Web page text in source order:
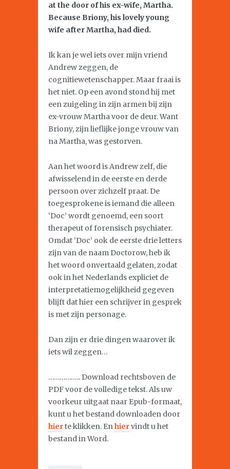
at the door of his ex-wife, Martha.
Because Briony, his lovely young
wife after Martha, had died.
Ik kan je wel iets over mijn vriend
Andrew zeggen, de
cognitiewetenschapper. Maar fraai is
het niet. Op een avond stond hij met
een zuigeling in zijn armen bij zijn
ex-vrouw Martha voor de deur. Want
Briony, zijn lieflijke jonge vrouw van
na Martha, was gestorven.
Aan het woord is Andrew zelf, die
afwisselend in de eerste en derde
persoon over zichzelf praat. De
toegesprokene is iemand die alleen
‘Doc’ wordt genoemd, een soort
therapeut of forensisch psychiater.
Omdat ‘Doc’ ook de eerste drie letters
zijn van de naam Doctorow, heb ik
het woord onvertaald gelaten, zodat
ook in het Nederlands expliciet de
interpretatiemogelijkheid gegeven
blijft dat hier een schrijver in gesprek
is met zijn personage.
Dan zijn er drie dingen waarover ik
iets wil zeggen…
…………….. Download rechtsboven de
PDF voor de volledige tekst. Als uw
voorkeur uitgaat naar Epub-formaat,
kunt u het bestand downloaden door
hierte klikken. Enhiervindt u het
bestand in Word.